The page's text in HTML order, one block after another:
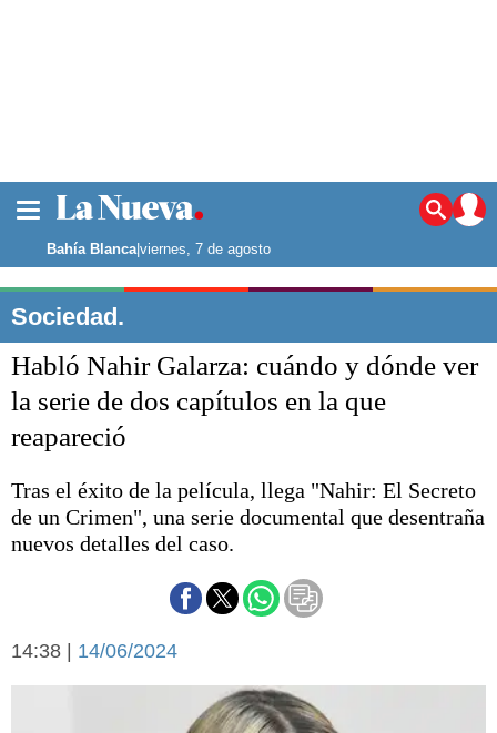
Noticias
La ciudad
Punta Alta
El mundo
Seguridad
Deportes
Liga del Sur
Básquetbol
Fútbol
Aplausos
Economía y campo
Con el campo
Espacio empresas
Bahía Blanca|viernes, 7 de agosto
Sociedad.
Habló Nahir Galarza: cuándo y dónde ver
la serie de dos capítulos en la que
reapareció
Tras el éxito de la película, llega "Nahir: El Secreto
de un Crimen", una serie documental que desentraña
nuevos detalles del caso.
14:38 | 14/06/2024